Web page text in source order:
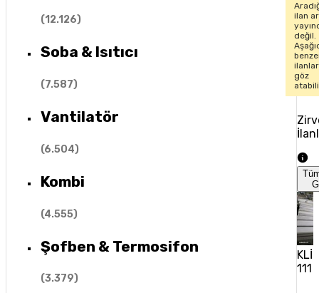
(12.126)
Soba & Isıtıcı
(7.587)
Vantilatör
(6.504)
Kombi
(4.555)
Şofben & Termosifon
(3.379)
ilan
değil.
göz
111